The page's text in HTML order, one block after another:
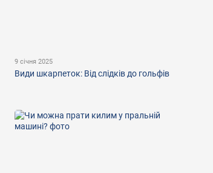
9 січня 2025
Види шкарпеток: Від слідків до гольфів